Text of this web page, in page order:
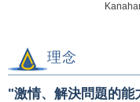
理念
"激情、解決問題的能